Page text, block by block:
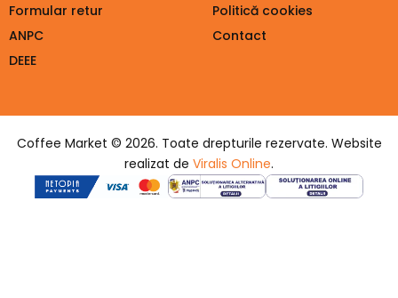
Formular retur
ANPC
DEEE
Politică cookies
Contact
Coffee Market © 2026. Toate drepturile rezervate. Website
realizat de Viralis Online.